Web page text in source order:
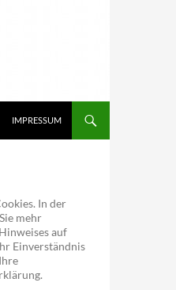
IMPRESSUM
In der
mehr
auf
Einverständnis